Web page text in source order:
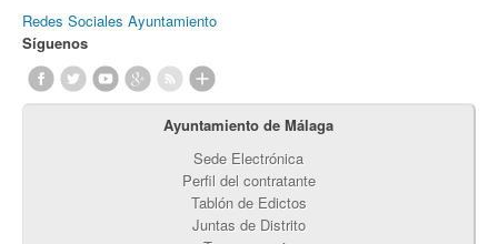
Redes Sociales Ayuntamiento
Síguenos
Ayuntamiento de Málaga
Sede Electrónica
Perfil del contratante
Tablón de Edictos
Juntas de Distrito